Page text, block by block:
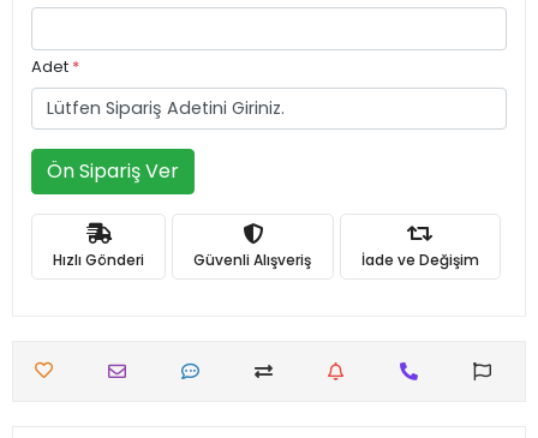
Adet *
Ön Sipariş Ver
Hızlı Gönderi Güvenli Alışveriş İade ve Değişim